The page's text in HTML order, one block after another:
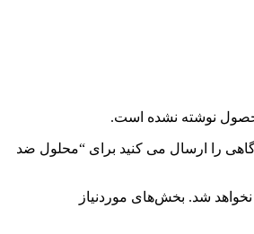
نوشته نشده است.
را ارسال می کنید برای “محلول ضد
شد. بخش‌های موردنیاز